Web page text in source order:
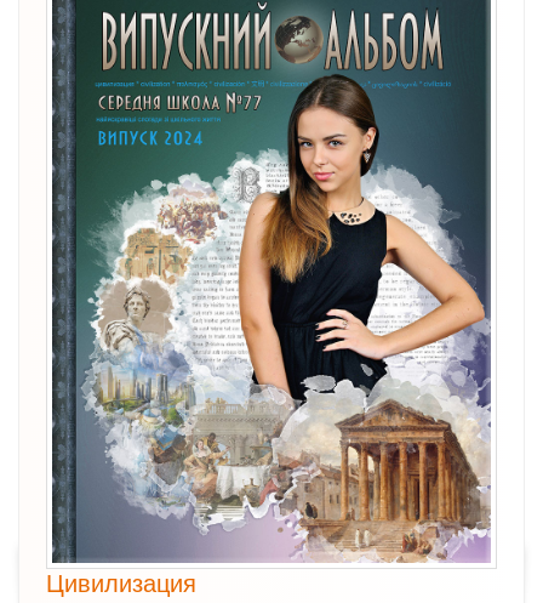
Цивилизация